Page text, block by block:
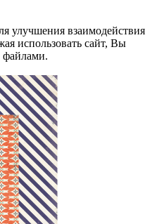
улучшения взаимодействия
использовать сайт, Вы
файлами.